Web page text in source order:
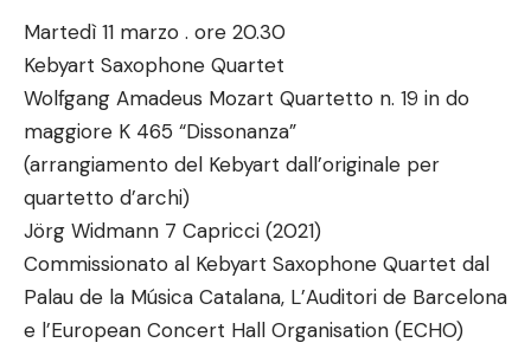
Martedì 11 marzo . ore 20.30
Kebyart Saxophone Quartet
Wolfgang Amadeus Mozart Quartetto n. 19 in do
maggiore K 465 “Dissonanza”
(arrangiamento del Kebyart dall’originale per
quartetto d’archi)
Jörg Widmann 7 Capricci (2021)
Commissionato al Kebyart Saxophone Quartet dal
Palau de la Música Catalana, L’Auditori de Barcelona
e l’European Concert Hall Organisation (ECHO)